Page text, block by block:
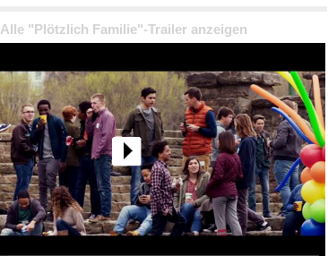
Alle "Plötzlich Familie"-Trailer anzeigen